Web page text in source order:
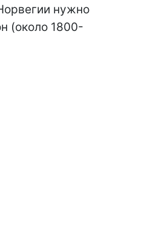
нужно
(около 1800-